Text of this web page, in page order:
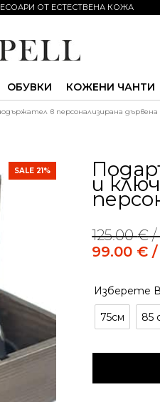
ОТ ЕСТЕСТВЕНА КОЖА
ОБУВКИ КОЖЕНИ ЧАНТИ
в персонализирана
SALE 21%
и
125.00€/
99.00 € /
Изберете
75см 85